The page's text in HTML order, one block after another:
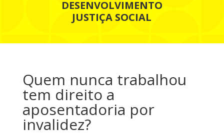
DESENVOLVIMENTO
JUSTIÇA SOCIAL
Quem nunca trabalhou
tem direito a
aposentadoria por
invalidez?